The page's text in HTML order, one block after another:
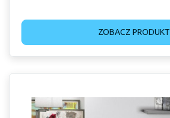
ZOBACZ PRODUKT